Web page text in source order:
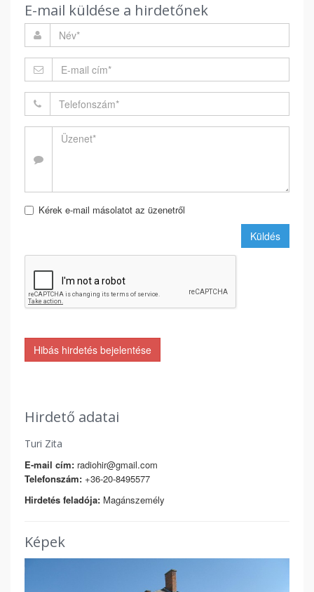
E-mail küldése a hirdetőnek
Kérek e-mail másolatot az üzenetről
Küldés
Hibás hirdetés bejelentése
Hirdető adatai
Turi Zita
E-mail cím: radiohir@gmail.com
Telefonszám: +36-20-8495577
Hirdetés feladója: Magánszemély
Képek